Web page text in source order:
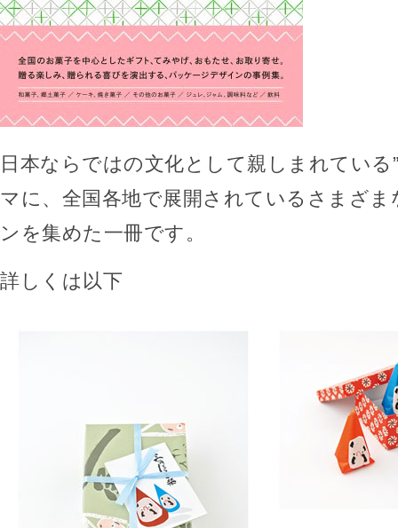
日本ならではの文化として親しまれている
マに、全国各地で展開されているさまざ
ンを集めた一冊です。
詳しくは以下